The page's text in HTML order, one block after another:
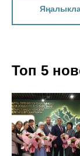
Топ 5